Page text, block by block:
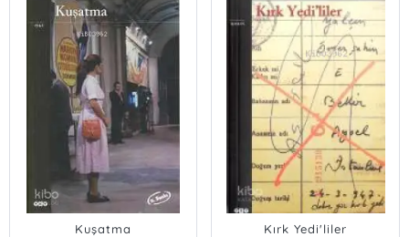
Kuşatma Kırk Yedi'liler